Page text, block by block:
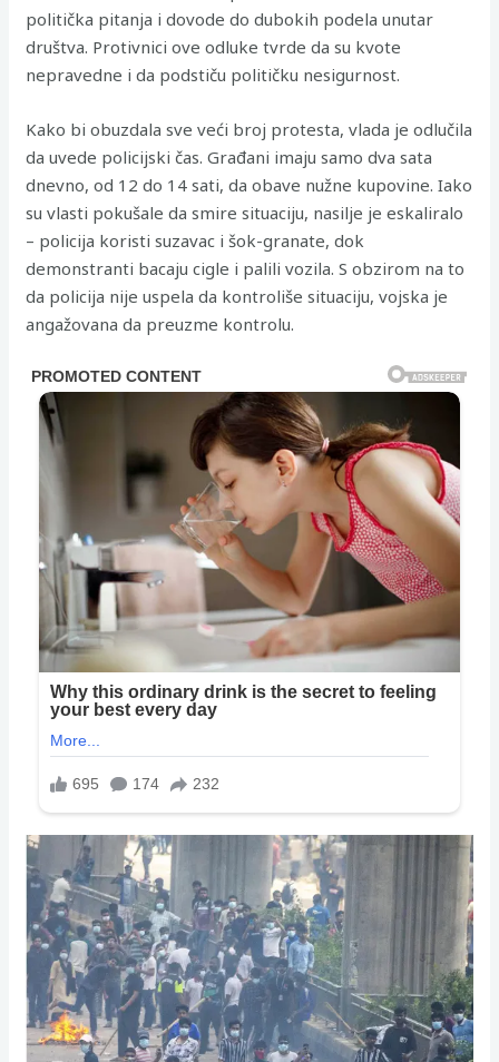
politička pitanja i dovode do dubokih podela unutar
društva. Protivnici ove odluke tvrde da su kvote
nepravedne i da podstiču političku nesigurnost.
Kako bi obuzdala sve veći broj protesta, vlada je odlučila
da uvede policijski čas. Građani imaju samo dva sata
dnevno, od 12 do 14 sati, da obave nužne kupovine. Iako
su vlasti pokušale da smire situaciju, nasilje je eskaliralo
– policija koristi suzavac i šok-granate, dok
demonstranti bacaju cigle i palili vozila. S obzirom na to
da policija nije uspela da kontroliše situaciju, vojska je
angažovana da preuzme kontrolu.